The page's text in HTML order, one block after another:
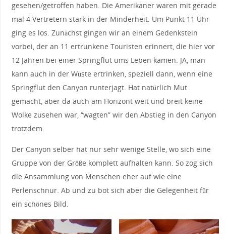
gesehen/getroffen haben. Die Amerikaner waren mit gerade
mal 4 Vertretern stark in der Minderheit. Um Punkt 11 Uhr
ging es los. Zunächst gingen wir an einem Gedenkstein
vorbei, der an 11 ertrunkene Touristen erinnert, die hier vor
12 Jahren bei einer Springflut ums Leben kamen. JA, man
kann auch in der Wüste ertrinken, speziell dann, wenn eine
Springflut den Canyon runterjagt. Hat natürlich Mut
gemacht, aber da auch am Horizont weit und breit keine
Wolke zusehen war, “wagten” wir den Abstieg in den Canyon
trotzdem.
Der Canyon selber hat nur sehr wenige Stelle, wo sich eine
Gruppe von der Größe komplett aufhalten kann. So zog sich
die Ansammlung von Menschen eher auf wie eine
Perlenschnur. Ab und zu bot sich aber die Gelegenheit für
ein schönes Bild.